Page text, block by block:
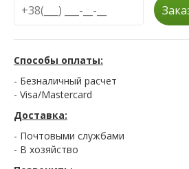
Способы оплаты:
- Безналичный расчет
- Visa/Mastercard
Доставка:
- Почтовыми службами
- В хозяйство